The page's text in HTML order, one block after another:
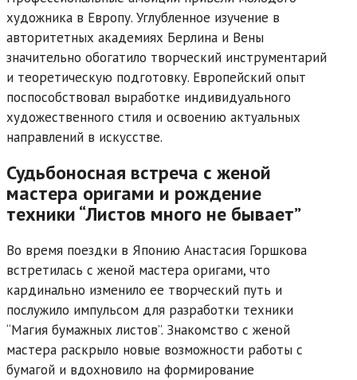
художника в Европу. Углубленное изучение в
авторитетных академиях Берлина и Вены
значительно обогатило творческий инструментарий
и теоретическую подготовку. Европейский опыт
поспособствовал выработке индивидуального
художественного стиля и освоению актуальных
направлений в искусстве.
Судьбоносная встреча с женой
мастера оригами и рождение
техники “Листов много не бывает”
Во время поездки в Японию Анастасия Горшкова
встретилась с женой мастера оригами, что
кардинально изменило ее творческий путь и
послужило импульсом для разработки техники
“Магия бумажных листов”. Знакомство с женой
мастера раскрыло новые возможности работы с
бумагой и вдохновило на формирование